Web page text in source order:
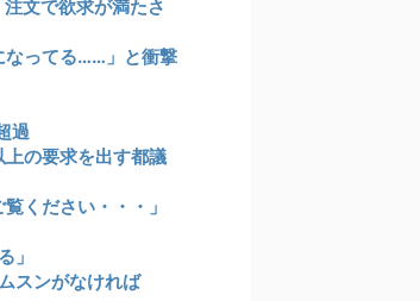
文で欲求が満たさ
なってる……」と衝撃
過
上の要求を出す都議
ください・・・」
」
スンがなければ